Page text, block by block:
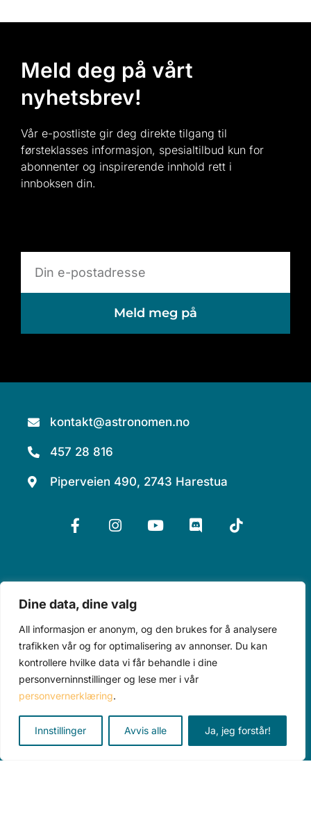
Dine data, dine valg
All informasjon er anonym, og den brukes for å analysere
trafikken vår og for optimalisering av annonser. Du kan
kontrollere hvilke data vi får behandle i dine
personverninnstillinger og lese mer i vår
personvernerklæring.
Innstillinger Avvis alle Ja, jeg forstår!
Meld deg på vårt
nyhetsbrev!
Vår e-postliste gir deg direkte tilgang til
førsteklasses informasjon, spesialtilbud kun for
abonnenter og inspirerende innhold rett i
innboksen din.
Meld meg på
kontakt@astronomen.no
457 28 816
Piperveien 490, 2743 Harestua
Kurs Aktuelt Om oss
Personvererklæring
Kjøpsvilkår